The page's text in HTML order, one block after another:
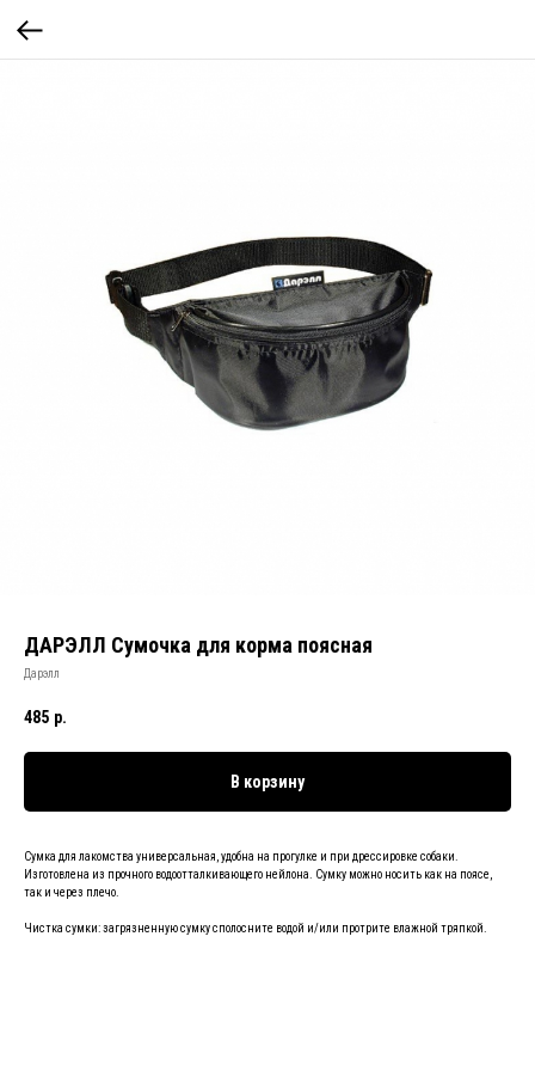
ДАРЭЛЛ Сумочка для корма поясная
Дарэлл
485 р.
В корзину
Сумка для лакомства универсальная, удобна на прогулке и при дрессировке собаки.
Изготовлена из прочного водоотталкивающего нейлона. Сумку можно носить как на поясе,
так и через плечо.
Чистка сумки: загрязненную сумку сполосните водой и/или протрите влажной тряпкой.